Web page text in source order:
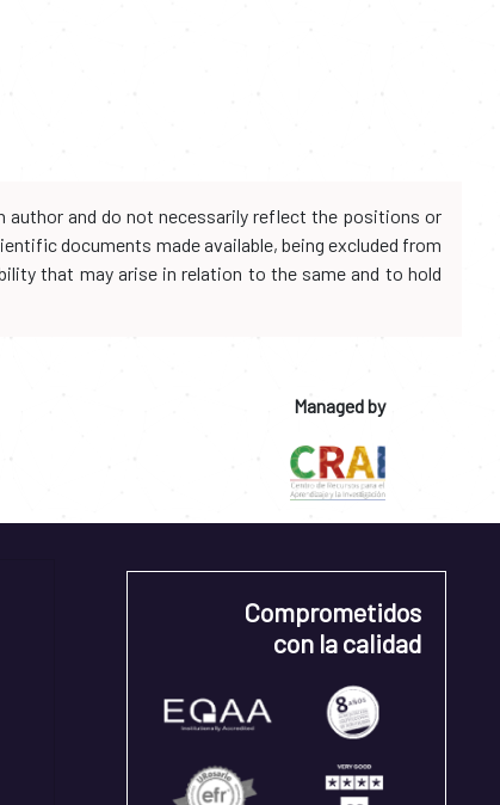
author and do not necessarily reflect the positions or
documents made available, being excluded from
that may arise in relation to the same and to hold
Managed by
Comprometidos
con la calidad